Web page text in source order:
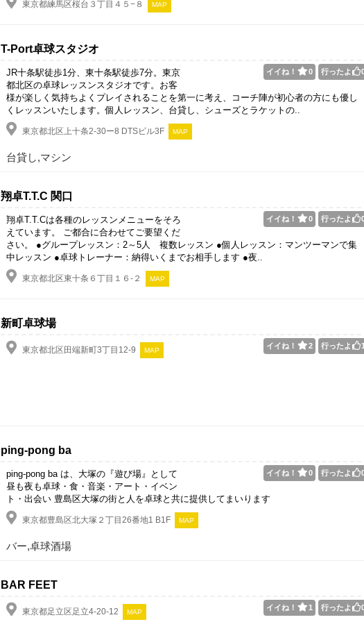
東京都練馬区桜台３丁目４５−８ MAP
T-Port卓球スタジオ
イイね！ 0 行ったよ
JR十条駅徒歩1分、東十条駅徒歩7分。東京
都北区の卓球レッスンスタジオです。お客
様が楽しく気持ちよくプレイされることを第一に考え、コーチ陣が初心者の方にも優し
くレッスンいたします。個人レッスン、台貸し、シューズとラケットの..
東京都北区上十条2-30ー8 DTSビル3F MAP
台貸し,マシン
翔卓T.T.C 関口
イイね！ 0 行ったよ
翔卓T.T.Cは各種のレッスンメニューをそろ
えています。 ご都合に合わせてご要望くだ
さい。 ●グループレッスン：2～5人 複数レッスン ●個人レッスン：マンツーマンで集
中レッスン ●卓球トレーナー：納得いくまでお相手します ●夜..
東京都北区東十条６丁目１６-２ MAP
新町卓球場
イイね！ 2 行ったよ
東京都北区田端新町3丁目12-9 MAP
ping-pong ba
イイね！ 0 行ったよ
ping-pong ba は、大塚の『遊び場』として
昼も夜も卓球・食・音楽・アート・イベン
ト・出会い 豊島区大塚の街と人を卓球と共に提供してまいります
東京都豊島区北大塚２丁目26番地1 B1F MAP
バー,卓球酒場
BAR FEET
イイね！ 1 行ったよ
東京都足立区足立4-20-12 MAP